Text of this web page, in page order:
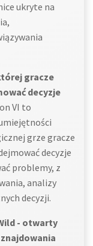
ukryte na
gracze
decyzje
VI to
grze gracze
decyzje
problemy, z
analizy
decyzji.
- otwarty